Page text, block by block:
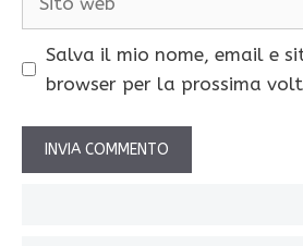
Salva il mio nome, email e
browser per la prossima